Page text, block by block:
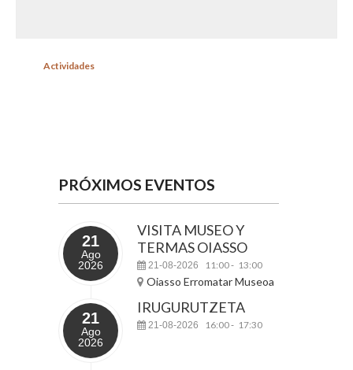
Actividades
PRÓXIMOS EVENTOS
21
Ago
2026
VISITA MUSEO Y
TERMAS OIASSO
21-08-2026 11:00- 13:00
Oiasso Erromatar Museoa
21
Ago
2026
IRUGURUTZETA
21-08-2026 16:00- 17:30